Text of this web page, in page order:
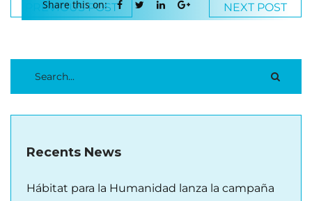
Share this on:
PREVIOUS POST NEXT POST
Recents News
Hábitat para la Humanidad lanza la campaña